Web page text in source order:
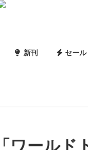
新刊 セール
ワールド